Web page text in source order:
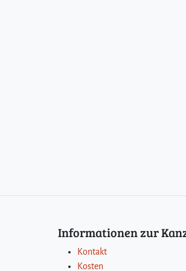
Informationen zur
Kontakt
Kosten